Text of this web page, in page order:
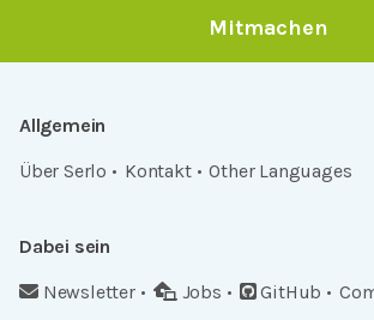
Mitmachen
Allgemein
Über Serlo
Kontakt Other Languages
Dabei sein
Newsletter
Jobs GitHub